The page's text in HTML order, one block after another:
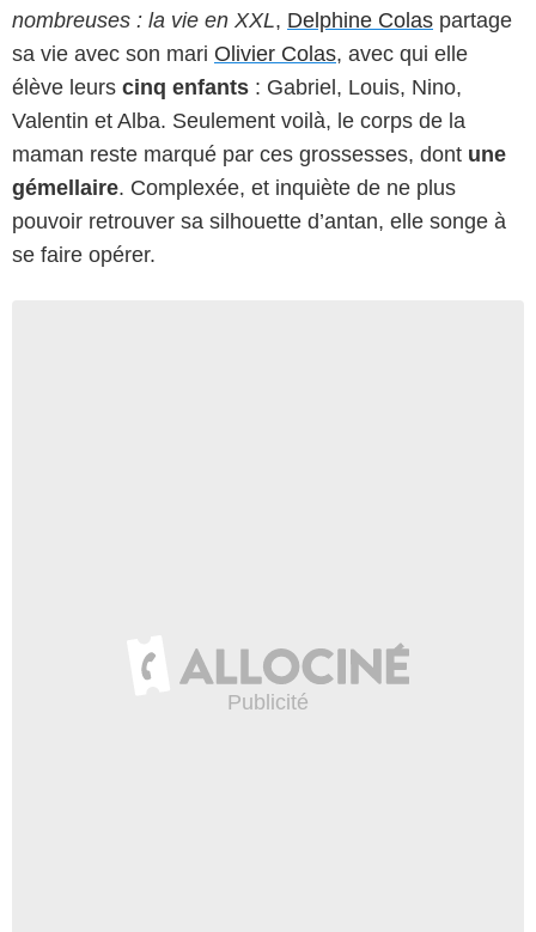
nombreuses : la vie en XXL, Delphine Colas partage
sa vie avec son mari Olivier Colas, avec qui elle
élève leurs cinq enfants : Gabriel, Louis, Nino,
Valentin et Alba. Seulement voilà, le corps de la
maman reste marqué par ces grossesses, dont une
gémellaire. Complexée, et inquiète de ne plus
pouvoir retrouver sa silhouette d’antan, elle songe à
se faire opérer.